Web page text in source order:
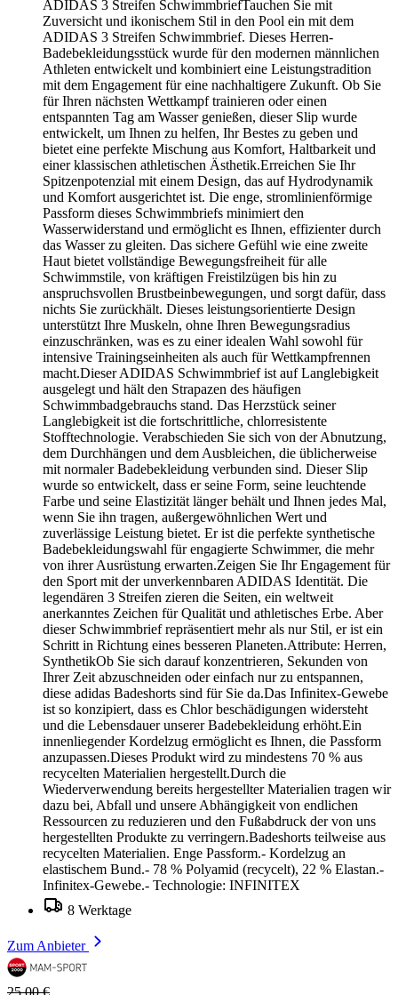
ADIDAS 3 Streifen SchwimmbriefTauchen Sie mit
Zuversicht und ikonischem Stil in den Pool ein mit dem
ADIDAS 3 Streifen Schwimmbrief. Dieses Herren-
Badebekleidungsstück wurde für den modernen männlichen
Athleten entwickelt und kombiniert eine Leistungstradition
mit dem Engagement für eine nachhaltigere Zukunft. Ob Sie
für Ihren nächsten Wettkampf trainieren oder einen
entspannten Tag am Wasser genießen, dieser Slip wurde
entwickelt, um Ihnen zu helfen, Ihr Bestes zu geben und
bietet eine perfekte Mischung aus Komfort, Haltbarkeit und
einer klassischen athletischen Ästhetik.Erreichen Sie Ihr
Spitzenpotenzial mit einem Design, das auf Hydrodynamik
und Komfort ausgerichtet ist. Die enge, stromlinienförmige
Passform dieses Schwimmbriefs minimiert den
Wasserwiderstand und ermöglicht es Ihnen, effizienter durch
das Wasser zu gleiten. Das sichere Gefühl wie eine zweite
Haut bietet vollständige Bewegungsfreiheit für alle
Schwimmstile, von kräftigen Freistilzügen bis hin zu
anspruchsvollen Brustbeinbewegungen, und sorgt dafür, dass
nichts Sie zurückhält. Dieses leistungsorientierte Design
unterstützt Ihre Muskeln, ohne Ihren Bewegungsradius
einzuschränken, was es zu einer idealen Wahl sowohl für
intensive Trainingseinheiten als auch für Wettkampfrennen
macht.Dieser ADIDAS Schwimmbrief ist auf Langlebigkeit
ausgelegt und hält den Strapazen des häufigen
Schwimmbadgebrauchs stand. Das Herzstück seiner
Langlebigkeit ist die fortschrittliche, chlorresistente
Stofftechnologie. Verabschieden Sie sich von der Abnutzung,
dem Durchhängen und dem Ausbleichen, die üblicherweise
mit normaler Badebekleidung verbunden sind. Dieser Slip
wurde so entwickelt, dass er seine Form, seine leuchtende
Farbe und seine Elastizität länger behält und Ihnen jedes Mal,
wenn Sie ihn tragen, außergewöhnlichen Wert und
zuverlässige Leistung bietet. Er ist die perfekte synthetische
Badebekleidungswahl für engagierte Schwimmer, die mehr
von ihrer Ausrüstung erwarten.Zeigen Sie Ihr Engagement für
den Sport mit der unverkennbaren ADIDAS Identität. Die
legendären 3 Streifen zieren die Seiten, ein weltweit
anerkanntes Zeichen für Qualität und athletisches Erbe. Aber
dieser Schwimmbrief repräsentiert mehr als nur Stil, er ist ein
Schritt in Richtung eines besseren Planeten.Attribute: Herren,
SynthetikOb Sie sich darauf konzentrieren, Sekunden von
Ihrer Zeit abzuschneiden oder einfach nur zu entspannen,
diese adidas Badeshorts sind für Sie da.Das Infinitex-Gewebe
ist so konzipiert, dass es Chlor beschädigungen widersteht
und die Lebensdauer unserer Badebekleidung erhöht.Ein
innenliegender Kordelzug ermöglicht es Ihnen, die Passform
anzupassen.Dieses Produkt wird zu mindestens 70 % aus
recycelten Materialien hergestellt.Durch die
Wiederverwendung bereits hergestellter Materialien tragen wir
dazu bei, Abfall und unsere Abhängigkeit von endlichen
Ressourcen zu reduzieren und den Fußabdruck der von uns
hergestellten Produkte zu verringern.Badeshorts teilweise aus
recycelten Materialien. Enge Passform.- Kordelzug an
elastischem Bund.- 78 % Polyamid (recycelt), 22 % Elastan.-
Infinitex-Gewebe.- Technologie: INFINITEX
8 Werktage
Zum Anbieter
25,00 €